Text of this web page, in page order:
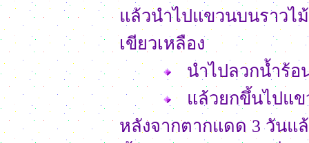
แล้วนำไปแขวนบนราวไ
เขียวเหลือง
นำไปลวกน้ำร้อ
แล้วยกขึ้นไปแ
หลังจากตากแดด 3 วันแ